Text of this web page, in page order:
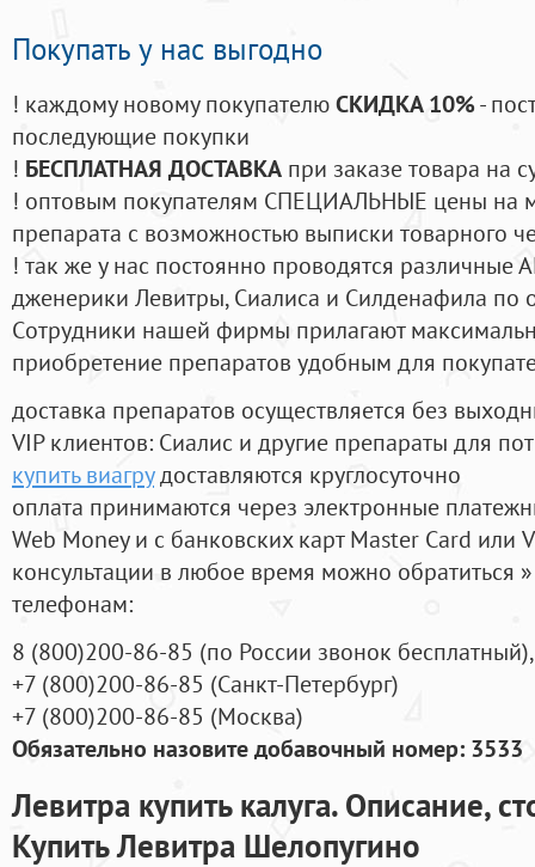
Покупать у нас выгодно
! каждому новому покупателюСКИДКА 10%-
последующие покупки
! БЕСПЛАТНАЯ ДОСТАВКА при заказе товара на
! оптовым покупателям СПЕЦИАЛЬНЫЕ цены на
препарата с возможностью выписки товарного
! так же у нас постоянно проводятся
дженерики Левитры, Сиалиса и Силденафила по
Cотрудники нашей фирмы прилагают
приобретение препаратов удобным для
доставка препаратов осуществляется без
VIP клиентов: Сиалис и другие препараты для
купить виагрудоставляются круглосуточно
оплата принимаются через электронные
Web Money и с банковских карт Master Card или
консультации в любое время можно обратиться
телефонам:
8 (800)200-86-85 (по России звонок бесплатный),
+7 (800)200-86-85 (Санкт-Петербург)
+7 (800)200-86-85 (Москва)
Обязательно назовите добавочный номер: 3533
Левитра купить калуга. Описание,
Купить Левитра Шелопугино